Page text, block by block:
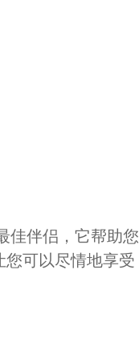
佳伴侣，它帮助您
可以尽情地享受